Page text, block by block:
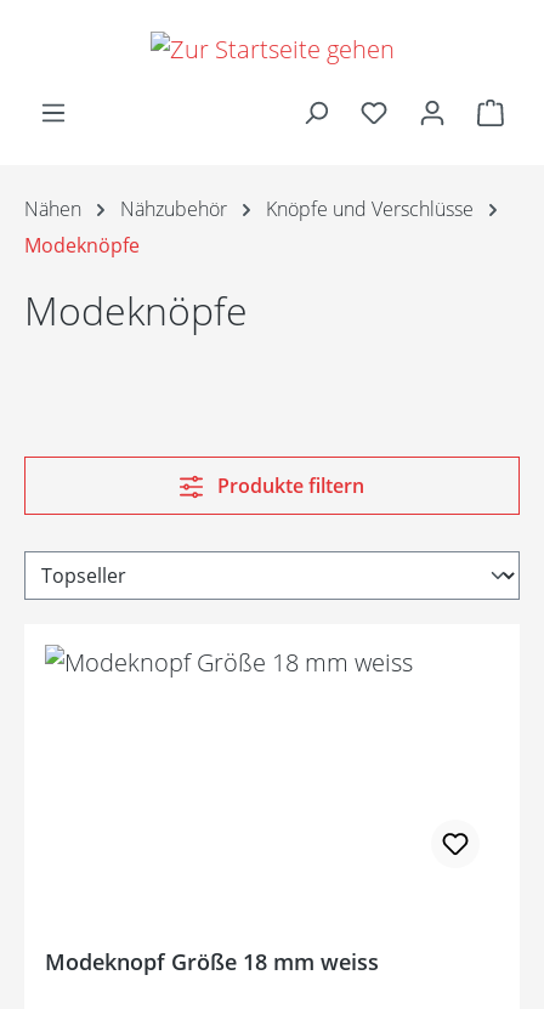
Zum Hauptinhalt springen
Nähen Nähzubehör
Knöpfe und Verschlüsse
Modeknöpfe
Modeknöpfe
Produkte filtern
Modeknopf Größe 18 mm weiss